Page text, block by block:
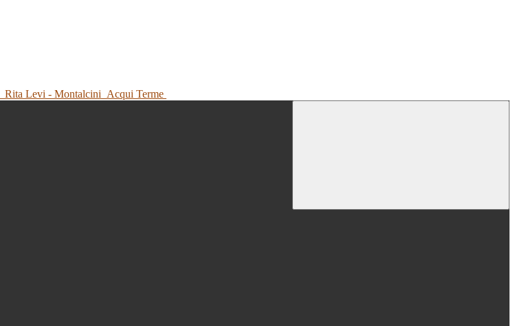
Rita Levi - Montalcini Acqui Terme